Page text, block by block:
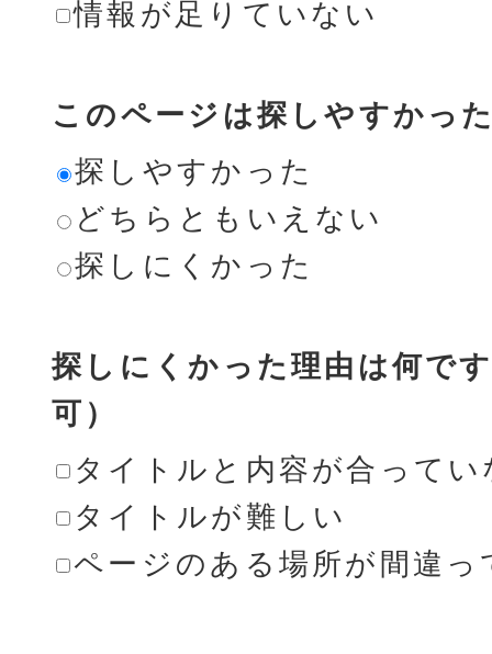
情報が足りていない
このページは探しやすかっ
探しやすかった
どちらともいえない
探しにくかった
探しにくかった理由は何で
可）
タイトルと内容が合ってい
タイトルが難しい
ページのある場所が間違っ